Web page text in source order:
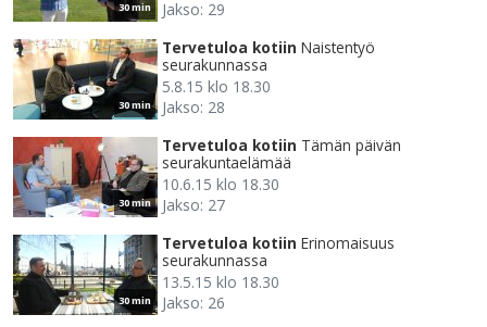
30 min Jakso: 29
30 min
Tervetuloa kotiin Naistentyö
seurakunnassa
5.8.15 klo 18.30
Jakso: 28
30 min
Tervetuloa kotiin Tämän päivän
seurakuntaelämää
10.6.15 klo 18.30
Jakso: 27
30 min
Tervetuloa kotiin Erinomaisuus
seurakunnassa
13.5.15 klo 18.30
Jakso: 26